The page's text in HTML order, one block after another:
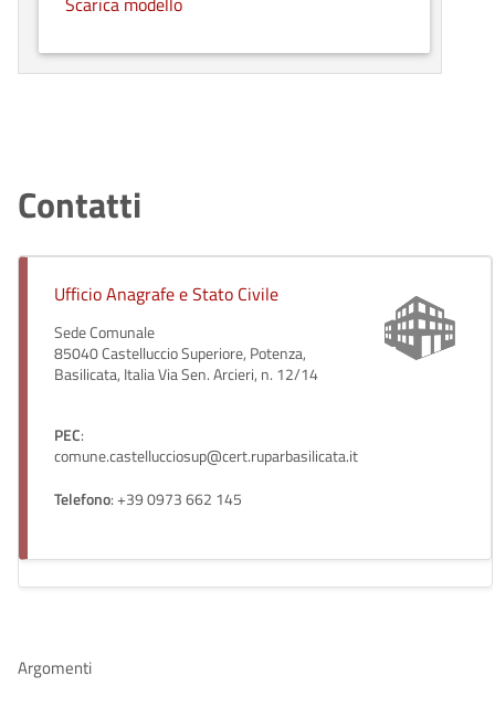
Contatti
Ufficio Anagrafe e Stato Civile
Sede Comunale
85040 Castelluccio Superiore, Potenza,
Basilicata, Italia Via Sen. Arcieri, n. 12/14
PEC:
comune.castellucciosup@cert.ruparbasilicata.it
Telefono: +39 0973 662 145
Argomenti